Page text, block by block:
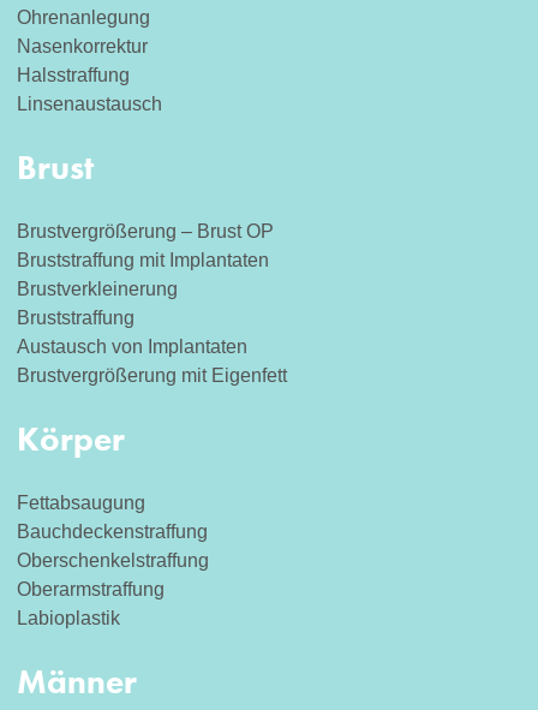
Ohrenanlegung
Nasenkorrektur
Halsstraffung
Linsenaustausch
Brust
Brustvergrößerung – Brust OP
Bruststraffung mit Implantaten
Brustverkleinerung
Bruststraffung
Austausch von Implantaten
Brustvergrößerung mit Eigenfett
Körper
Fettabsaugung
Bauchdeckenstraffung
Oberschenkelstraffung
Oberarmstraffung
Labioplastik
Männer